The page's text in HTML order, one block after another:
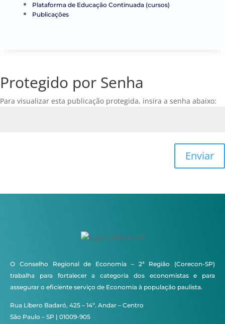
Plataforma de Educação Continuada (cursos)
Publicações
Protegido por Senha
Para visualizar esta publicação protegida, insira a senha abaixo:
Enviar
O Conselho Regional de Economia – 2ª Região (Corecon-SP)
trabalha para fortalecer a categoria dos economistas e para
assegurar o eficiente serviço de Economia à população paulista.
Rua Líbero Badaró, 425 – 14º. Andar – Centro
São Paulo – SP | 01009-905